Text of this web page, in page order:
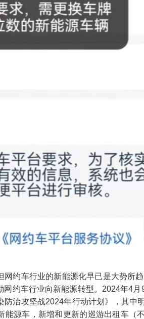
网约车行业的新能源化早已是大势所
约车行业向新能源转型。2024年4
治攻坚战2024年行动计划》，其中
能源车，新增和更新的巡游出租车（